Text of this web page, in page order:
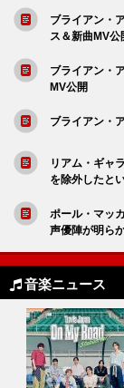
ブライアン・
ス＆新曲MV公
ブライアン・
MV公開
ブライアン・
リアム・ギャ
を除外したと
ポール・マッ
声優陣が明ら
音楽ニュース